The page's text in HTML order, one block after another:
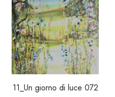
11_Un giorno di luce 072